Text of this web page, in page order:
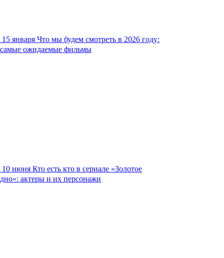
15 января Что мы будем смотреть в 2026 году:
самые ожидаемые фильмы
10 июня Кто есть кто в сериале «Золотое
дно»: актеры и их персонажи